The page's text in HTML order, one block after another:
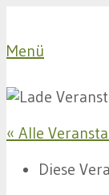
Menü
« Alle
Diese